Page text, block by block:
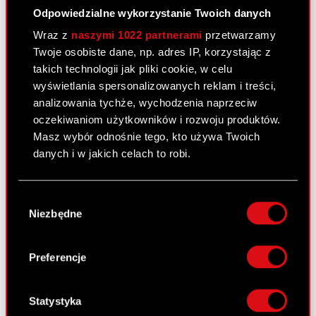
Odpowiedzialne wykorzystanie Twoich danych
Wraz z naszymi 1022 partnerami przetwarzamy
Twoje osobiste dane, np. adres IP, korzystając z
takich technologii jak pliki cookie, w celu
wyświetlania spersonalizowanych reklam i treści,
analizowania tychże, wychodzenia naprzeciw
oczekiwaniom użytkowników i rozwoju produktów.
Masz wybór odnośnie tego, kto używa Twoich
danych i w jakich celach to robi.
lokalizacji geograficznej z dokładnością nawet
Identyfikować Twoje urządzenie, aktywnie
analizując charakteryzującego je zbiory
palca)
zgody
Niezbędne
Preferencje
Statystyka
PDF Ustalenie jednolitego tekstu Statutu
PDF Pobierz załącznik
Raport bieżący nr 102/2010
3 grudnia 2010
Spółki
Raport bieżący nr 101/2010